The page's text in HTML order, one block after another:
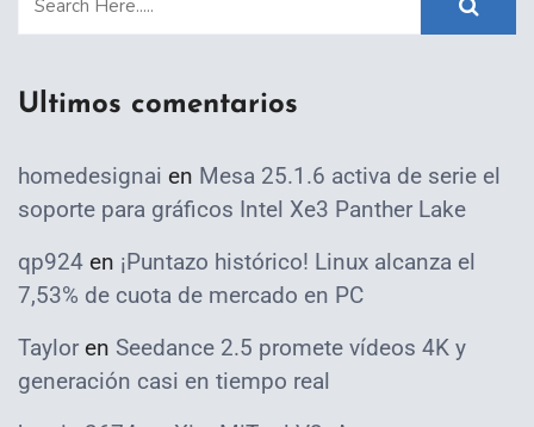
Ultimos comentarios
homedesignai en Mesa 25.1.6 activa de serie el
soporte para gráficos Intel Xe3 Panther Lake
qp924 en ¡Puntazo histórico! Linux alcanza el
7,53% de cuota de mercado en PC
Taylor en Seedance 2.5 promete vídeos 4K y
generación casi en tiempo real